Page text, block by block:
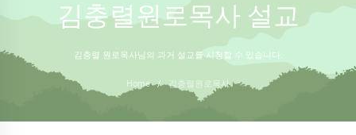
김충렬원로목사 설교
김충렬 원로목사님의 과거 설교를 시청할 수 있습니다.
Home / 김충렬원로목사